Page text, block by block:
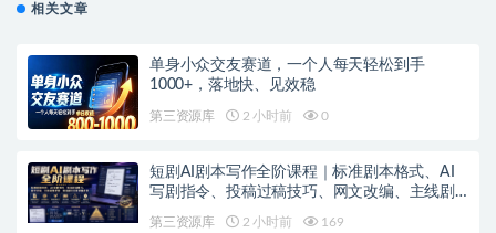
相关文章
单身小众交友赛道，一个人每天轻松到手
1000+，落地快、见效稳
第三资源库 2 小时前 0
短剧AI剧本写作全阶课程｜标准剧本格式、AI
写剧指令、投稿过稿技巧、网文改编、主线剧
第三资源库 2 小时前 169